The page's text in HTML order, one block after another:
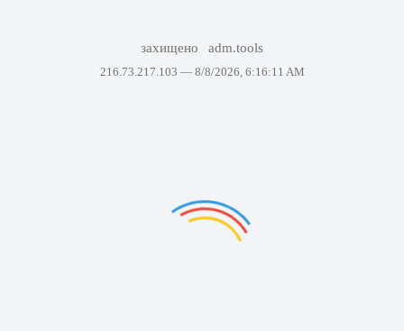
захищено adm.tools
216.73.217.103 — 8/8/2026, 6:16:11 AM